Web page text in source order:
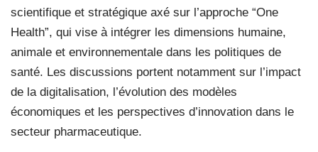
scientifique et stratégique axé sur l’approche “One
Health”, qui vise à intégrer les dimensions humaine,
animale et environnementale dans les politiques de
santé. Les discussions portent notamment sur l’impact
de la digitalisation, l’évolution des modèles
économiques et les perspectives d’innovation dans le
secteur pharmaceutique.